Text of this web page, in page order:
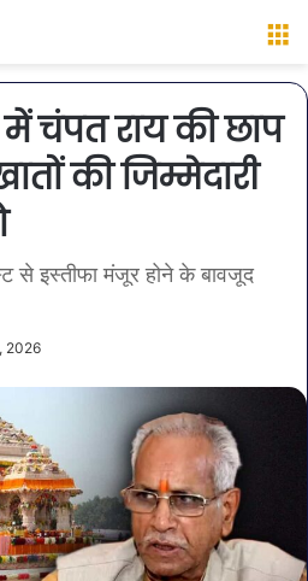
में चंपत राय की छाप
की जिम्मेदारी
से इस्तीफा मंजूर होने के बावजूद
2026